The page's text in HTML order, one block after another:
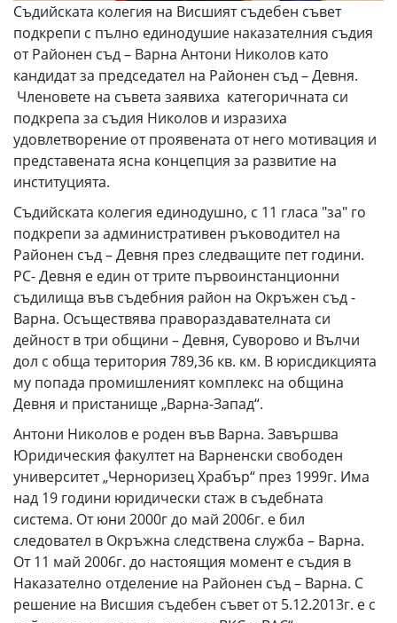
Съдийската колегия на Висшият съдебен съвет
подкрепи с пълно единодушие наказателния съдия
от Районен съд – Варна Антони Николов като
кандидат за председател на Районен съд – Девня.
Членовете на съвета заявиха категоричната си
подкрепа за съдия Николов и изразиха
удовлетворение от проявената от него мотивация и
представената ясна концепция за развитие на
институцията.
Съдийската колегия единодушно, с 11 гласа "за" го
подкрепи за административен ръководител на
Районен съд – Девня през следващите пет години.
РС- Девня е един от трите първоинстанционни
съдилища във съдебния район на Окръжен съд -
Варна. Осъществява правораздавателната си
дейност в три общини – Девня, Суворово и Вълчи
дол с обща територия 789,36 кв. км. В юрисдикцията
му попада промишленият комплекс на община
Девня и пристанище „Варна-Запад“.
Антони Николов e роден във Варна. Завършва
Юридическия факултет на Варненски свободен
университет „Черноризец Храбър“ през 1999г. Има
над 19 години юридически стаж в съдебната
система. От юни 2000г до май 2006г. е бил
следовател в Окръжна следствена служба – Варна.
От 11 май 2006г. до настоящия момент е съдия в
Наказателно отделение на Районен съд – Варна. С
решение на Висшия съдебен съвет от 5.12.2013г. е с